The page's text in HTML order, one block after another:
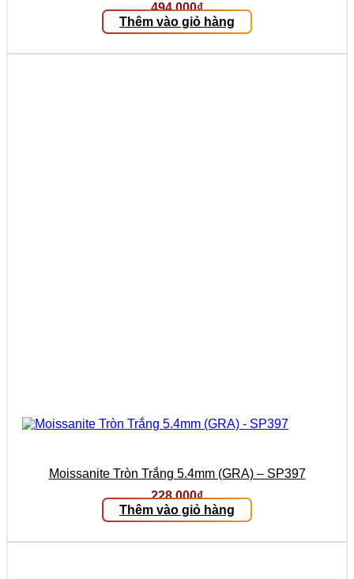
494.000₫
Thêm vào giỏ hàng
Moissanite Tròn Trắng 5.4mm (GRA) – SP397
228.000₫
Thêm vào giỏ hàng